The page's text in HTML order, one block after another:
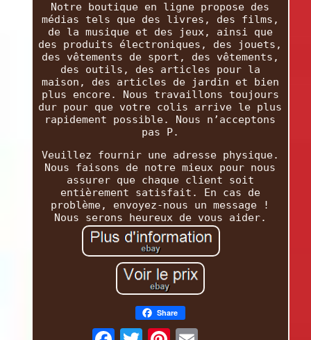
Notre boutique en ligne propose des
médias tels que des livres, des films,
de la musique et des jeux, ainsi que
des produits électroniques, des jouets,
des vêtements de sport, des vêtements,
des outils, des articles pour la
maison, des articles de jardin et bien
plus encore. Nous travaillons toujours
dur pour que votre colis arrive le plus
rapidement possible. Nous n’acceptons
pas P.
Veuillez fournir une adresse physique.
Nous faisons de notre mieux pour nous
assurer que chaque client soit
entièrement satisfait. En cas de
problème, envoyez-nous un message !
Nous serons heureux de vous aider.
Share